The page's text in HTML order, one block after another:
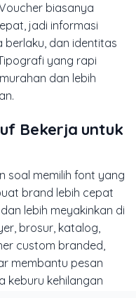
biasanya
jadi informasi
berlaku, dan identitas
yang rapi
dan lebih
Bekerja untuk
soal memilih font yang
brand lebih cepat
lebih meyakinkan di
brosur, katalog,
custom branded,
membantu pesan
keburu kehilangan